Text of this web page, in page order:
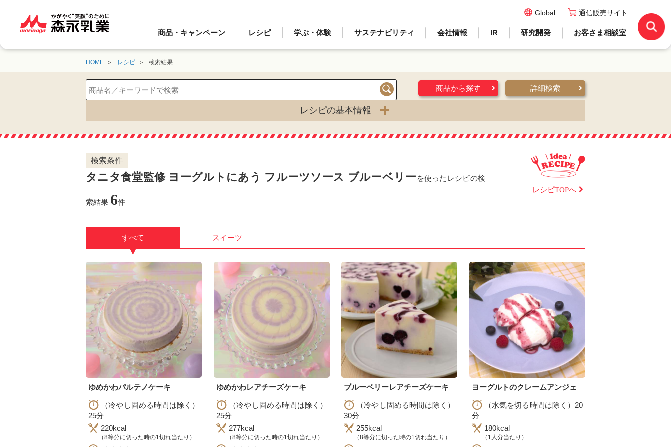
商品・キャンペーン レシピ 学ぶ・体験 サステナビリティ 会社情報 IR 研究開発 お客さま相談室
Global 通信販売サイト
HOME レシピ 検索結果
検索
商品から探す 詳細検索
レシピの基本情報
検索条件
タニタ食堂監修 ヨーグルトにあう フルーツソース ブルーベリー を使ったレシピの検
索結果 6件
レシピTOPへ
すべて
▼
スイーツ
ゆめかわパルテノケーキ
（冷やし固める時間は除く）
25分
220kcal
（8等分に切った時の1切れ当たり）
ゆめかわレアチーズケーキ
（冷やし固める時間は除く）
25分
277kcal
（8等分に切った時の1切れ当たり）
ブルーベリーレアチーズケーキ
（冷やし固める時間は除く）
30分
255kcal
（8等分に切った時の1切れ当たり）
ヨーグルトのクレームアンジェ
（水気を切る時間は除く）20
分
180kcal
（1人分当たり）